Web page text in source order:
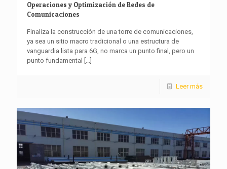
Operaciones y Optimización de Redes de
Comunicaciones
Finaliza la construcción de una torre de comunicaciones,
ya sea un sitio macro tradicional o una estructura de
vanguardia lista para 6G, no marca un punto final, pero un
punto fundamental
[...]
Leer más